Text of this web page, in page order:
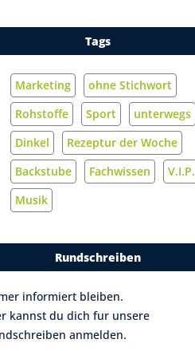
Tags
Marketing
ohne Stichwort
Rohstoffe
Sport
unterwegs
Dinkel
Rezeptur der Woche
Backstube
Fachwissen
V.I.P.
Musik
Rundschreiben
informiert bleiben.
kannst du dich fur unsere
anmelden.